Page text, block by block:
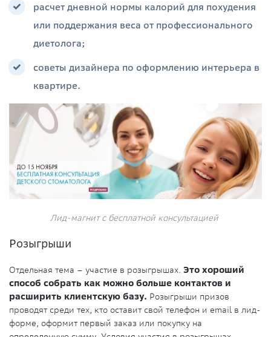
расчет дневной нормы калорий для похудения
или поддержания веса от профессионального
диетолога;
советы дизайнера по оформлению интерьера в
квартире.
Лид-магнит с бесплатной консультацией
Розыгрыши
Отдельная тема – участие в розыгрышах. Это хороший
способ собрать как можно больше контактов и
расширить клиентскую базу. Розыгрыши призов
проводят среди тех, кто оставит свой телефон и email в лид-
форме, оформит первый заказ или покупку на